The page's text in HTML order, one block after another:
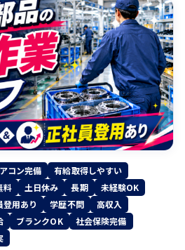
コン完備
有給取得しやすい
料 土日休み 長期
未経験OK
登用あり 学歴不問
高収入
ブランクOK
社会保険完備